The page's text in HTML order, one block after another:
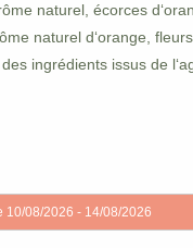
naturel, écorces
naturel d‘orange,
ingrédients issus de
10/08/2026 - 14/08/2026